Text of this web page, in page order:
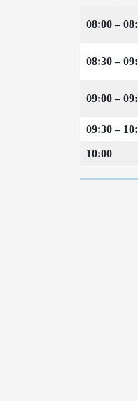
08:00 –
08:30 –
09:00 –
09:30 –
10:00